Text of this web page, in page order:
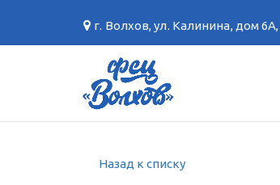
г. Волхов,ул. Калинина, дом 6А,
Назад к списку